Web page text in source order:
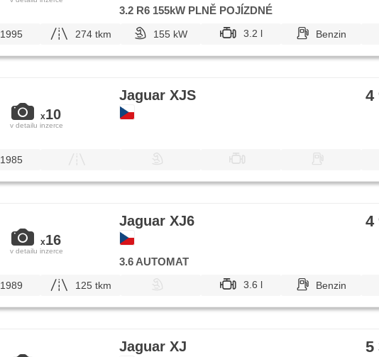
3.2 R6 155kW PLNĚ POJÍZDNÉ
1995 274 tkm 155 kW 3.2 l Benzin
x10
v detailu inzerce
Jaguar XJS 4
1985
x16
v detailu inzerce
Jaguar XJ6 4
3.6 AUTOMAT
1989 125 tkm 3.6 l Benzin
Jaguar XJ 5